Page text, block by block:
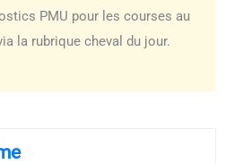
PMU pour les courses au
la rubrique cheval du jour.